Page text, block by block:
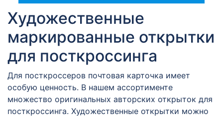
Художественные
маркированные открытки
для посткроссинга
Для посткроссеров почтовая карточка имеет
особую ценность. В нашем ассортименте
множество оригинальных авторских открыток для
посткроссинга. Художественные открытки можно